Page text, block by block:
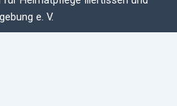
e. V.